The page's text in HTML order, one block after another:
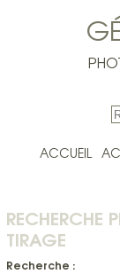
ACCUEIL
RECHERCHE
TIRAGE
Recherche :